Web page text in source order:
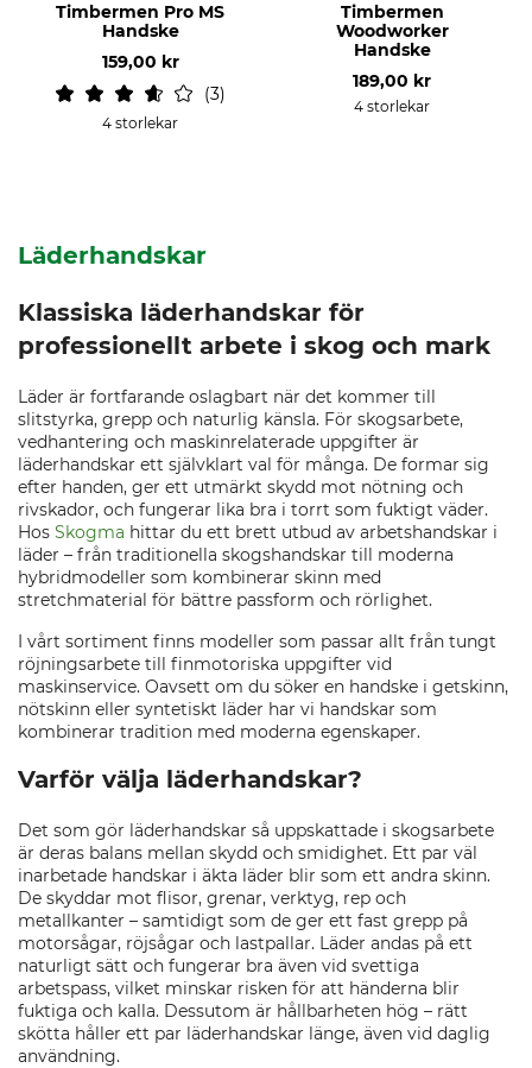
Timbermen Pro MS
Handske
159,00 kr
3
4 storlekar
Timbermen
Woodworker
Handske
189,00 kr
4 storlekar
Läderhandskar
Klassiska läderhandskar för
professionellt arbete i skog och mark
Läder är fortfarande oslagbart när det kommer till
slitstyrka, grepp och naturlig känsla. För skogsarbete,
vedhantering och maskinrelaterade uppgifter är
läderhandskar ett självklart val för många. De formar sig
efter handen, ger ett utmärkt skydd mot nötning och
rivskador, och fungerar lika bra i torrt som fuktigt väder.
Hos Skogma hittar du ett brett utbud av arbetshandskar i
läder – från traditionella skogshandskar till moderna
hybridmodeller som kombinerar skinn med
stretchmaterial för bättre passform och rörlighet.
I vårt sortiment finns modeller som passar allt från tungt
röjningsarbete till finmotoriska uppgifter vid
maskinservice. Oavsett om du söker en handske i getskinn,
nötskinn eller syntetiskt läder har vi handskar som
kombinerar tradition med moderna egenskaper.
Varför välja läderhandskar?
Det som gör läderhandskar så uppskattade i skogsarbete
är deras balans mellan skydd och smidighet. Ett par väl
inarbetade handskar i äkta läder blir som ett andra skinn.
De skyddar mot flisor, grenar, verktyg, rep och
metallkanter – samtidigt som de ger ett fast grepp på
motorsågar, röjsågar och lastpallar. Läder andas på ett
naturligt sätt och fungerar bra även vid svettiga
arbetspass, vilket minskar risken för att händerna blir
fuktiga och kalla. Dessutom är hållbarheten hög – rätt
skötta håller ett par läderhandskar länge, även vid daglig
användning.